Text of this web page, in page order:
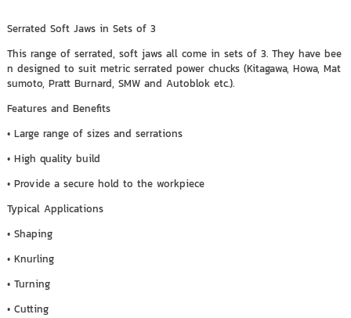
Serrated Soft Jaws in Sets of 3
This range of serrated, soft jaws all come in sets of 3. They have bee
n designed to suit metric serrated power chucks (Kitagawa, Howa, Mat
sumoto, Pratt Burnard, SMW and Autoblok etc.).
Features and Benefits
• Large range of sizes and serrations
• High quality build
• Provide a secure hold to the workpiece
Typical Applications
• Shaping
• Knurling
• Turning
• Cutting